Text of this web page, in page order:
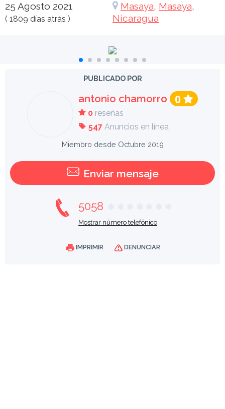
25 Agosto 2021
( 1809 días atrás )
Masaya, Masaya,
Nicaragua
PUBLICADO POR
antonio chamorro 0
0 reseñas
547 Anuncios en línea
Miembro desde Octubre 2019
Enviar mensaje
5058
Mostrar número telefónico
IMPRIMIR DENUNCIAR